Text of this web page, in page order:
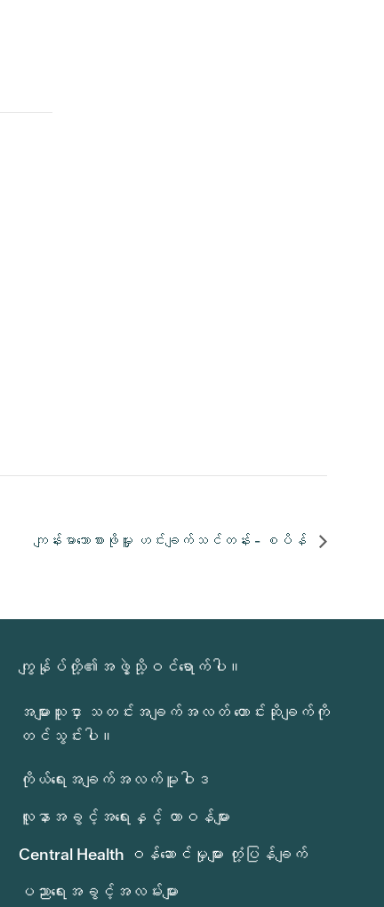
ကျန်းမာသောစားဖိုမှူး ဟင်းချက်သင်တန်း - စပိန်
ကျွန်ုပ်တို့၏အဖွဲ့သို့ဝင်ရောက်ပါ။
အများသူငှာ သတင်းအချက်အလတ် တောင်းဆိုချက်ကို
တင်သွင်းပါ။
ကိုယ်ရေးအချက်အလက်မူဝါဒ
လူနာအခွင့်အရေးနှင့် တာဝန်များ
Central Health ဝန်ဆောင်မှုများ တုံ့ပြန်ချက်
ပညာရေးအခွင့်အလမ်းများ